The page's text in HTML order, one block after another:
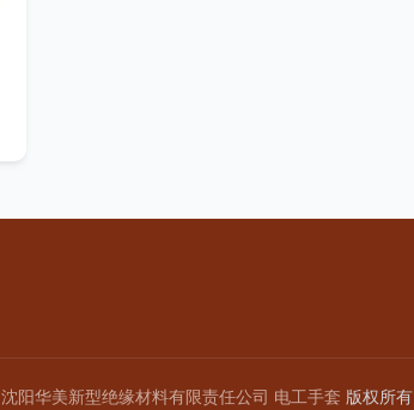
沈阳华美新型绝缘材料有限责任公司 电工手套 版权所有